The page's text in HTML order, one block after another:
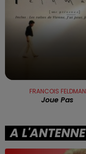
FRANCOIS FELDMAN
Joue Pas
A L'ANTENNE